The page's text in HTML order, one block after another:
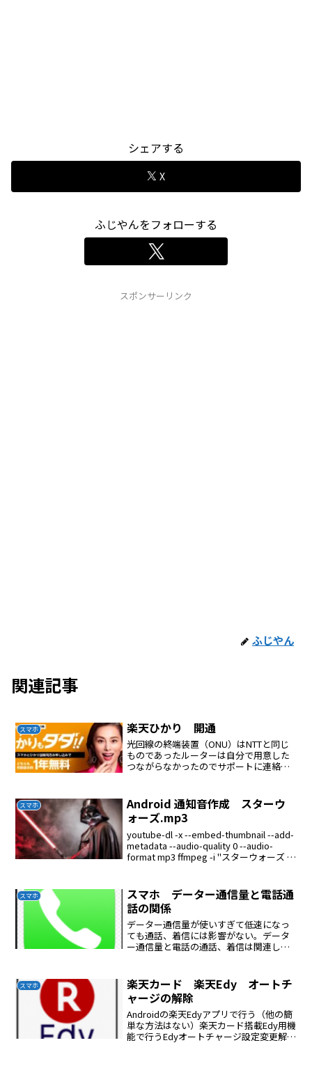
シェアする
X
ふじやんをフォローする
スポンサーリンク
ふじやん
関連記事
スマホ 楽天ひかり 開通
光回線の終端装置（ONU）はNTTと同じ
ものであったルーターは自分で用意した
つながらなかったのでサポートに連絡し
ロバイダー契約は必要ない
スマホ
Android 通知音作成 スターウ
ォーズ.mp3
youtube-dl -x --embed-thumbnail --add-
metadata --audio-quality 0 --audio-
format mp3 ffmpeg -i "スターウォーズ メ
スマホ
スマホ データー通信量と電話通
話の関係
データー通信量が使いすぎて低速になっ
ても通話、着信には影響がない。データ
ー通信量と電話の通話、着信は関連しな
スマホ
楽天カード 楽天Edy オートチ
ャージの解除
Androidの楽天Edyアプリで行う（他の簡
単な方法はない）楽天カード搭載Edy用機
能で行うEdyオートチャージ設定変更解除